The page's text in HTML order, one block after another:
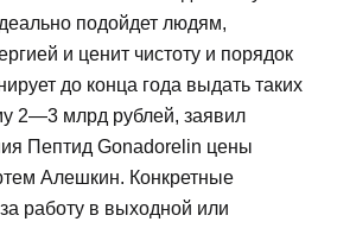
подойдет людям,
и ценит чистоту и порядок
до конца года выдать таких
2—3 млрд рублей, заявил
Пептид Gonadorelin цены
Алешкин. Конкретные
работу в выходной или